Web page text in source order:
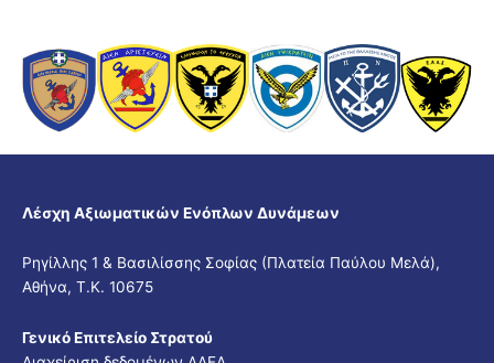
Λέσχη Αξιωματικών Ενόπλων Δυνάμεων
Ρηγίλλης 1 & Βασιλίσσης Σοφίας (Πλατεία Παύλου Μελά),
Αθήνα, Τ.Κ. 10675
Γενικό Επιτελείο Στρατού